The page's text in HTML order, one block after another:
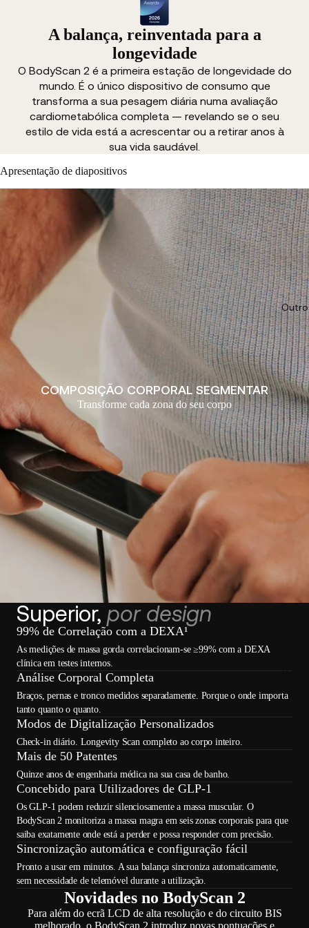
A
A balança, reinventada para a
longevidade
O BodyScan 2 é a primeira estação de longevidade do
mundo. É o único dispositivo de consumo que
transforma a sua pesagem diária numa avaliação
cardiometabólica completa — revelando se o seu
estilo de vida está a acrescentar ou a retirar anos à
sua vida saudável.
Apresentação de diapositivos
COMPOSIÇÃO CORPORAL SEGMENTAR
Transforme cada zona do seu corpo
Superior, por design
99% de Correlação com a DEXA¹
As medições de massa gorda correlacionam-se ≥99% com a DEXA
clínica em testes internos.
Análise Corporal Completa
Braços, pernas e tronco medidos separadamente. Porque o onde importa
tanto quanto o quanto.
Modos de Digitalização Personalizados
Check-in diário. Longevity Scan completo ao corpo inteiro.
Mais de 50 Patentes
Quinze anos de engenharia médica na sua casa de banho.
Concebido para Utilizadores de GLP-1
Os GLP-1 podem reduzir silenciosamente a massa muscular. O
BodyScan 2 monitoriza a massa magra em seis zonas corporais para que
saiba exatamente onde está a perder e possa responder com precisão.
Sincronização automática e configuração fácil
Pronto a usar em minutos. A sua balança sincroniza automaticamente,
sem necessidade de telemóvel durante a utilização.
Novidades no BodyScan 2
Para além do ecrã LCD de alta resolução e do circuito BIS
melhorado, o BodyScan 2 introduz novas pontuações e